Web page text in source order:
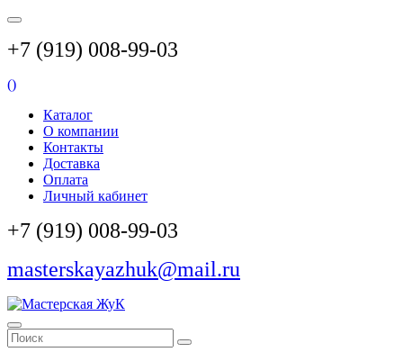
+7 (919) 008-99-03
()
Каталог
О компании
Контакты
Доставка
Оплата
Личный кабинет
+7 (919) 008-99-03
masterskayazhuk@mail.ru